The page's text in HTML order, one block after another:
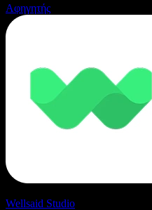
Αφηγητής
Wellsaid Studio